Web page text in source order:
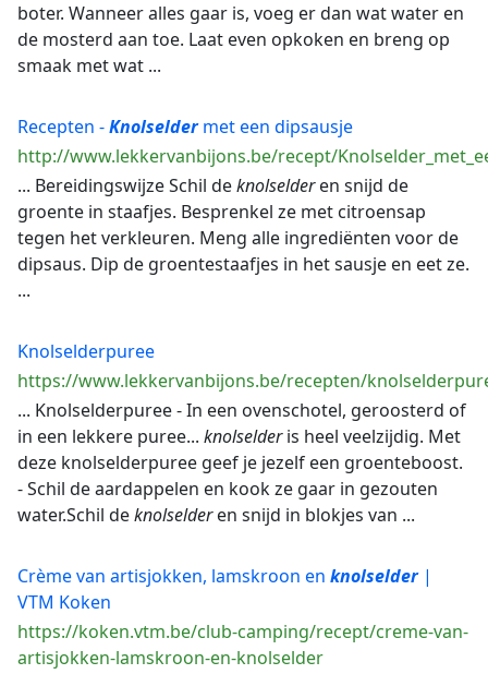
boter. Wanneer alles gaar is, voeg er dan wat water en
de mosterd aan toe. Laat even opkoken en breng op
smaak met wat ...
Recepten -Knolseldermet een dipsausje
http://www.lekkervanbijons.be/recept/
... Bereidingswijze Schil deknolselderen snijd de
groente in staafjes. Besprenkel ze met citroensap
tegen het verkleuren. Meng alle ingrediënten voor de
dipsaus. Dip de groentestaafjes in het sausje en eet ze.
...
Knolselderpuree
https://www.lekkervanbijons.be/recepten/
... Knolselderpuree - In een ovenschotel, geroosterd of
in een lekkere puree... knolselderis heel veelzijdig. Met
deze knolselderpuree geef je jezelf een groenteboost.
- Schil de aardappelen en kook ze gaar in gezouten
water.Schil deknolselderen snijd in blokjes van ...
Crème van artisjokken, lamskroon en knolselder|
VTM Koken
https://koken.vtm.be/club-camping/recept/creme-van-
artisjokken-lamskroon-en-knolselder